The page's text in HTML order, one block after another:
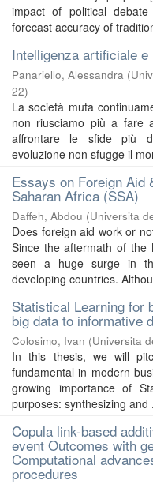
impact of political
forecast accuracy of
Intelligenza artificiale
Panariello, Alessandra (
22)
La società muta
non riusciamo più a fare
affrontare le sfide più
evoluzione non sfugge il
Essays on Foreign Aid
Saharan Africa (SSA)
Daffeh, Abdou (Universita
Does foreign aid work or
Since the aftermath of the
seen a huge surge in
developing countries.
Statistical Learning for
big data to informative
Colosimo, Ivan (Universita
In this thesis, we will
fundamental in modern
growing importance of
purposes: synthesizing and
Copula link-based
event Outcomes with
Computational
procedures